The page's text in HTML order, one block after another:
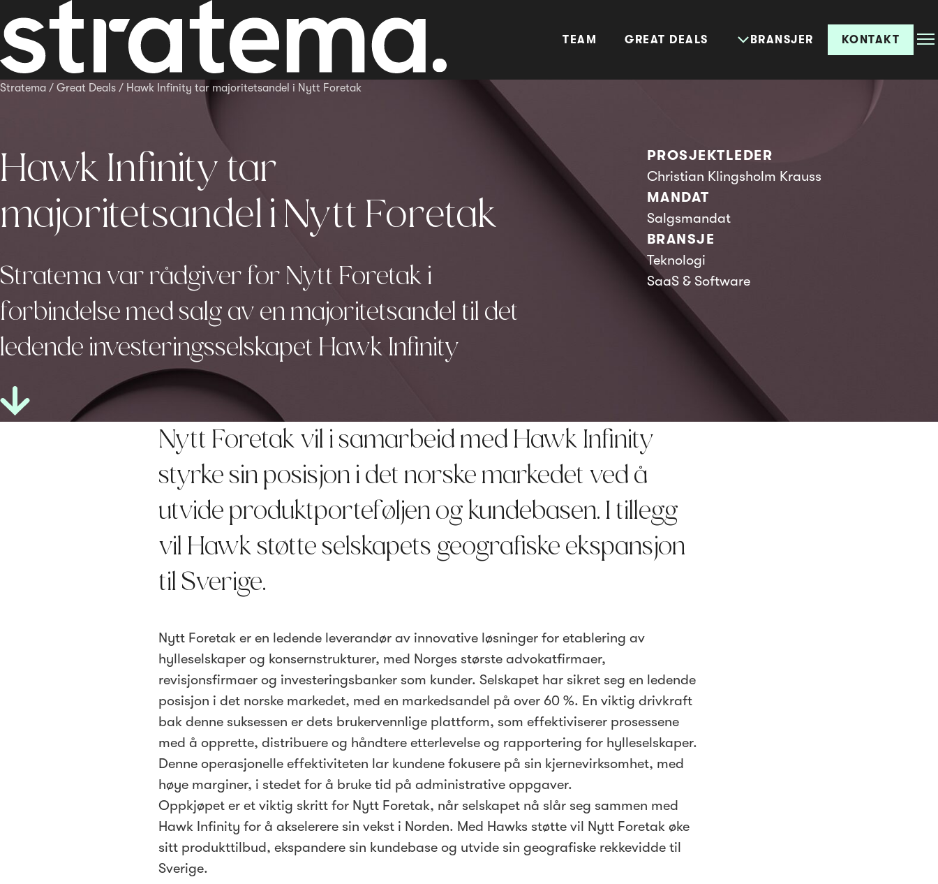
TEAM GREAT DEALS BRANSJER KONTAKT
Stratema / Great Deals / Hawk Infinity tar majoritetsandel i Nytt Foretak
Hawk Infinity tar
majoritetsandel i Nytt Foretak
Stratema var rådgiver for Nytt Foretak i
forbindelse med salg av en majoritetsandel til det
ledende investeringsselskapet Hawk Infinity
PROSJEKTLEDER
Christian Klingsholm Krauss
MANDAT
Salgsmandat
BRANSJE
Teknologi
SaaS & Software
Nytt Foretak vil i samarbeid med Hawk Infinity
styrke sin posisjon i det norske markedet ved å
utvide produktporteføljen og kundebasen. I tillegg
vil Hawk støtte selskapets geografiske ekspansjon
til Sverige.
Nytt Foretak er en ledende leverandør av innovative løsninger for etablering av
hylleselskaper og konsernstrukturer, med Norges største advokatfirmaer,
revisjonsfirmaer og investeringsbanker som kunder. Selskapet har sikret seg en ledende
posisjon i det norske markedet, med en markedsandel på over 60 %. En viktig drivkraft
bak denne suksessen er dets brukervennlige plattform, som effektiviserer prosessene
med å opprette, distribuere og håndtere etterlevelse og rapportering for hylleselskaper.
Denne operasjonelle effektiviteten lar kundene fokusere på sin kjernevirksomhet, med
høye marginer, i stedet for å bruke tid på administrative oppgaver.
Oppkjøpet er et viktig skritt for Nytt Foretak, når selskapet nå slår seg sammen med
Hawk Infinity for å akselerere sin vekst i Norden. Med Hawks støtte vil Nytt Foretak øke
sitt produkttilbud, ekspandere sin kundebase og utvide sin geografiske rekkevidde til
Sverige.